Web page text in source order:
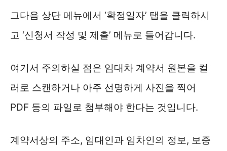
그다음 상단 메뉴에서 ‘확정일자’ 탭을 클릭하시
고 ‘신청서 작성 및 제출’ 메뉴로 들어갑니다.
여기서 주의하실 점은 임대차 계약서 원본을 컬
러로 스캔하거나 아주 선명하게 사진을 찍어
PDF 등의 파일로 첨부해야 한다는 것입니다.
계약서상의 주소, 임대인과 임차인의 정보, 보증